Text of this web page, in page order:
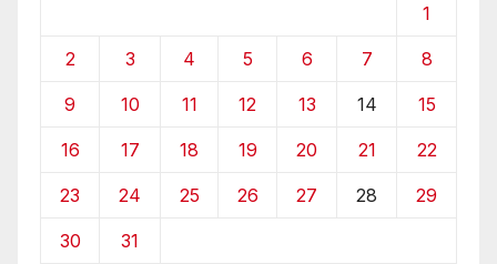
1
2 3 4 5 6 7 8
9 10 11 12 13 14 15
16 17 18 19 20 21 22
23 24 25 26 27 28 29
30 31